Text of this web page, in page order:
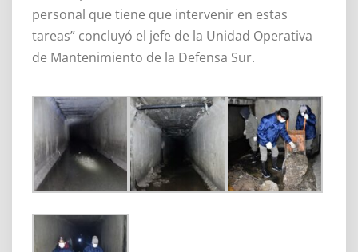
personal que tiene que intervenir en estas
tareas” concluyó el jefe de la Unidad Operativa
de Mantenimiento de la Defensa Sur.